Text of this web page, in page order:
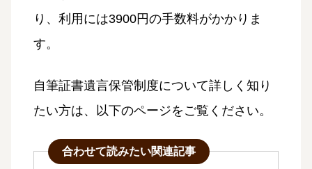
り、利用には3900円の手数料がかかりま
す。
自筆証書遺言保管制度について詳しく知り
たい方は、以下のページをご覧ください。
合わせて読みたい関連記事